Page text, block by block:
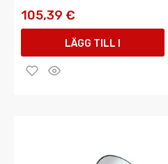
105,39 €
LÄGG TILL I
VARUKORGEN